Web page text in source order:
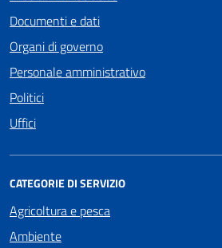
Documenti e dati
Organi di governo
Personale amministrativo
Politici
Uffici
CATEGORIE DI SERVIZIO
Agricoltura e pesca
Ambiente